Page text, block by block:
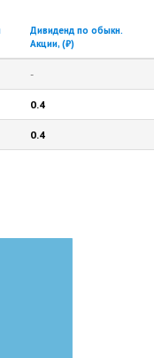
Дивиденд по обыкн.
Акции, (₽)
-
0.4
0.4